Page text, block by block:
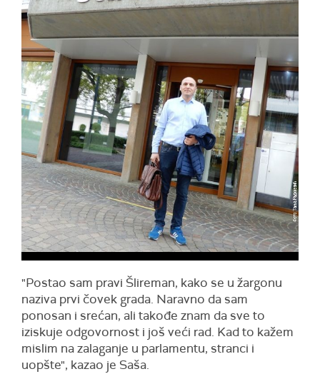
"Postao sam pravi Šlireman, kako se u žargonu
naziva prvi čovek grada. Naravno da sam
ponosan i srećan, ali takođe znam da sve to
iziskuje odgovornost i još veći rad. Kad to kažem
mislim na zalaganje u parlamentu, stranci i
uopšte", kazao je Saša.